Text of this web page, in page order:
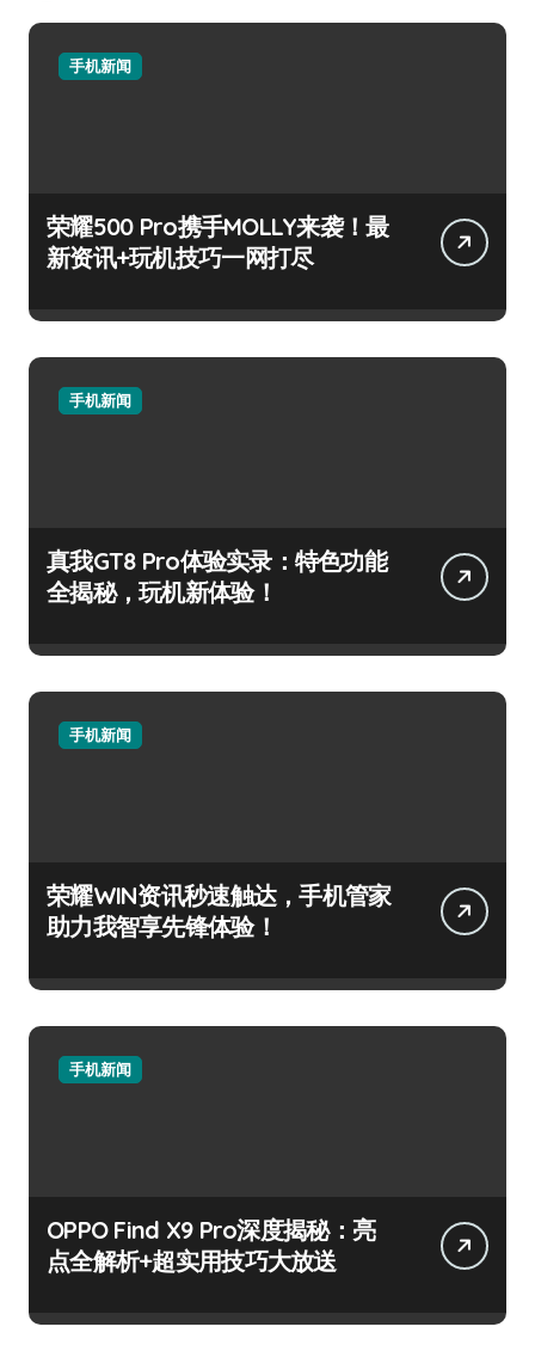
手机新闻
荣耀500 Pro携手MOLLY来袭！最
新资讯+玩机技巧一网打尽
手机新闻
真我GT8 Pro体验实录：特色功能
全揭秘，玩机新体验！
手机新闻
荣耀WIN资讯秒速触达，手机管家
助力我智享先锋体验！
手机新闻
OPPO Find X9 Pro深度揭秘：亮
点全解析+超实用技巧大放送